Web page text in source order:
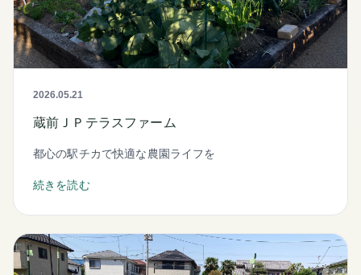
2026.05.21
蔵前ＪＰテラスファーム
都心の駅チカで快適な農園ライフを
続きを読む